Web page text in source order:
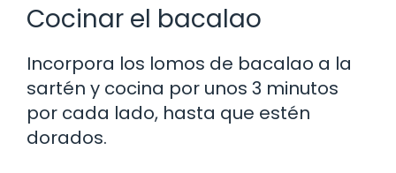
Cocinar el bacalao
Incorpora los lomos de bacalao a la
sartén y cocina por unos 3 minutos
por cada lado, hasta que estén
dorados.